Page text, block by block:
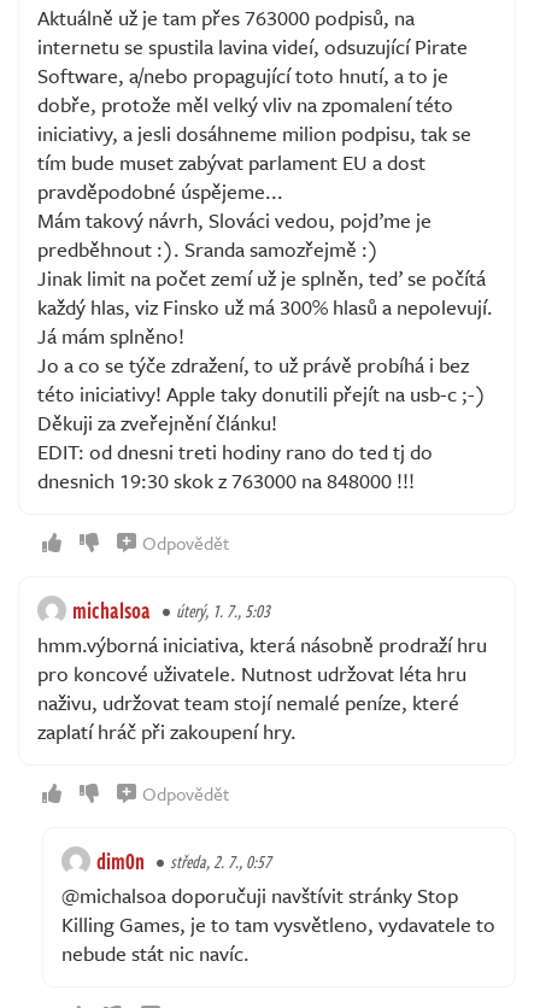
Aktuálně už je tam přes 763000 podpisů, na
internetu se spustila lavina videí, odsuzující Pirate
Software, a/nebo propagující toto hnutí, a to je
dobře, protože měl velký vliv na zpomalení této
iniciativy, a jesli dosáhneme milion podpisu, tak se
tím bude muset zabývat parlament EU a dost
pravděpodobné úspějeme...
Mám takový návrh, Slováci vedou, pojďme je
predběhnout :). Sranda samozřejmě :)
Jinak limit na počet zemí už je splněn, teď se počítá
každý hlas, viz Finsko už má 300% hlasů a nepolevují.
Já mám splněno!
Jo a co se týče zdražení, to už právě probíhá i bez
této iniciativy! Apple taky donutili přejít na usb-c ;-)
Děkuji za zveřejnění článku!
EDIT: od dnesni treti hodiny rano do ted tj do
dnesnich 19:30 skok z 763000 na 848000 !!!
Odpovědět
michalsoa úterý, 1. 7., 5:03
hmm.výborná iniciativa, která násobně prodraží hru
pro koncové uživatele. Nutnost udržovat léta hru
naživu, udržovat team stojí nemalé peníze, které
zaplatí hráč při zakoupení hry.
Odpovědět
dim0n středa, 2. 7., 0:57
@michalsoa doporučuji navštívit stránky Stop
Killing Games, je to tam vysvětleno, vydavatele to
nebude stát nic navíc.